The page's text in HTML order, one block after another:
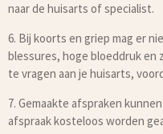
naar de huisarts of specialist.
6. Bij koorts en griep mag er
blessures, hoge bloeddruk en
te vragen aan je huisarts,
7. Gemaakte afspraken
afspraak kosteloos worden